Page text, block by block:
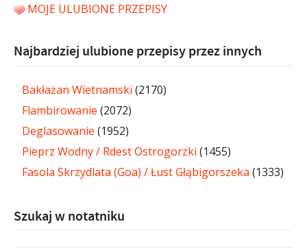
MOJE ULUBIONE PRZEPISY
Najbardziej ulubione przepisy przez innych
Bakłażan Wietnamski (2170)
Flambirowanie (2072)
Deglasowanie (1952)
Pieprz Wodny / Rdest Ostrogorzki (1455)
Fasola Skrzydlata (Goa) / Łust Głąbigorszeka (1333)
Szukaj w notatniku